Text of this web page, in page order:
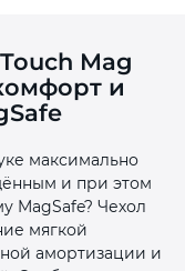
Mag
и
максимально
и при этом
MagSafe? Чехол
мягкой
амортизации и
в 2 недели